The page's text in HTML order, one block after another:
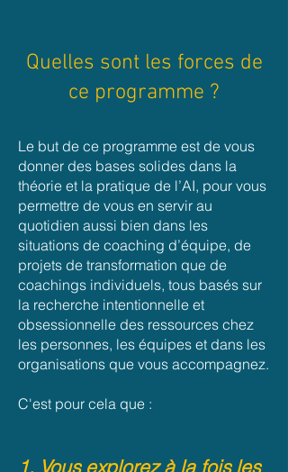
Quelles sont les forces de
ce programme ?
Le but de ce programme est de vous
donner des bases solides dans la
théorie et la pratique de l’AI, pour vous
permettre de vous en servir au
quotidien aussi bien dans les
situations de coaching d’équipe, de
projets de transformation que de
coachings individuels, tous basés sur
la recherche intentionnelle et
obsessionnelle des ressources chez
les personnes, les équipes et dans les
organisations que vous accompagnez.
C'est pour cela que :
1. Vous explorez à la fois les